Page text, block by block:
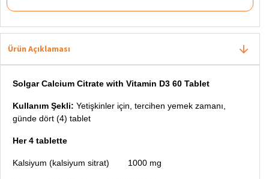
Ürün Açıklaması
Solgar Calcium Citrate with Vitamin D3 60 Tablet
Kullanım Şekli: Yetişkinler için, tercihen yemek zamanı,
günde dört (4) tablet
Her 4 tablette
Kalsiyum (kalsiyum sitrat) 1000 mg